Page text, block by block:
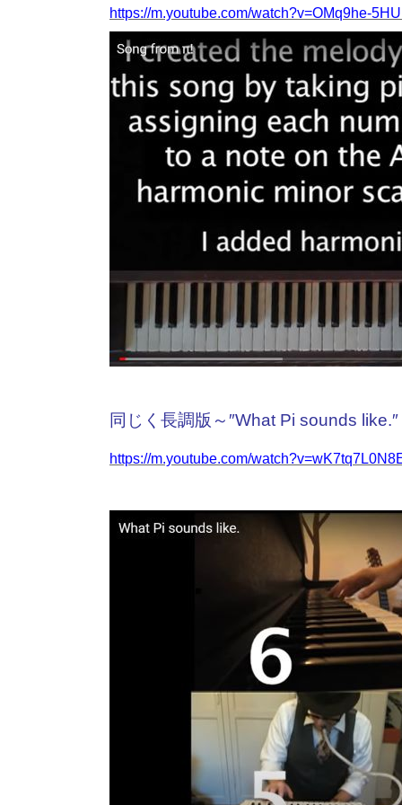
https://m.youtube.com/watch?v=OMq9he-
同じく長調版～″What Pi sounds like.″
https://m.youtube.com/